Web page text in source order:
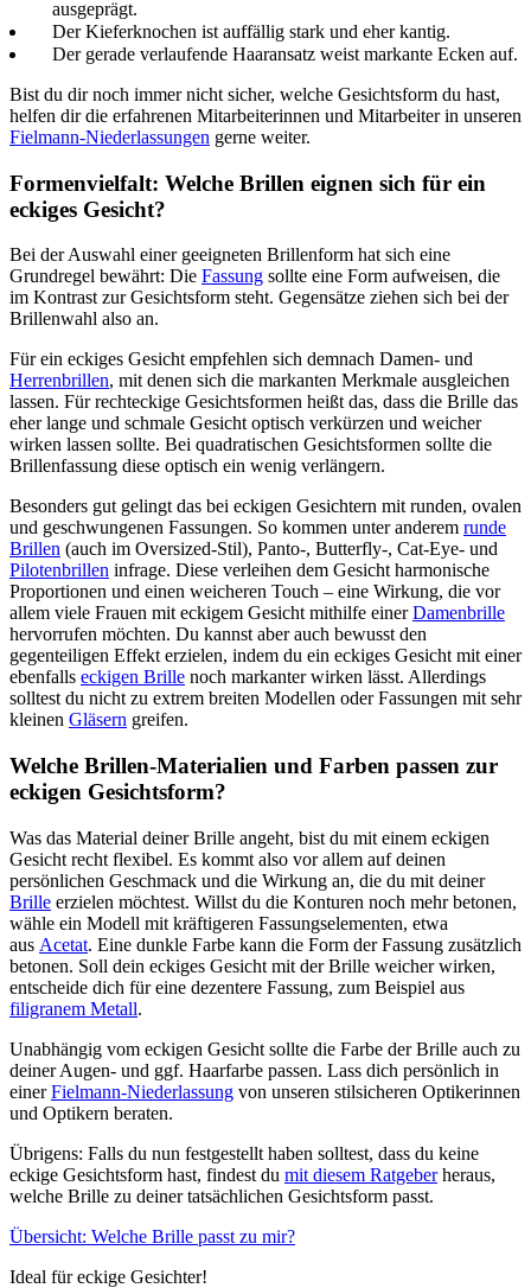
ausgeprägt.
Der Kieferknochen ist auffällig stark und eher kantig.
Der gerade verlaufende Haaransatz weist markante Ecken auf.
Bist du dir noch immer nicht sicher, welche Gesichtsform du hast,
helfen dir die erfahrenen Mitarbeiterinnen und Mitarbeiter in unseren
Fielmann-Niederlassungen gerne weiter.
Formenvielfalt: Welche Brillen eignen sich für ein
eckiges Gesicht?
Bei der Auswahl einer geeigneten Brillenform hat sich eine
Grundregel bewährt: Die Fassung sollte eine Form aufweisen, die
im Kontrast zur Gesichtsform steht. Gegensätze ziehen sich bei der
Brillenwahl also an.
Für ein eckiges Gesicht empfehlen sich demnach Damen- und
Herrenbrillen, mit denen sich die markanten Merkmale ausgleichen
lassen. Für rechteckige Gesichtsformen heißt das, dass die Brille das
eher lange und schmale Gesicht optisch verkürzen und weicher
wirken lassen sollte. Bei quadratischen Gesichtsformen sollte die
Brillenfassung diese optisch ein wenig verlängern.
Besonders gut gelingt das bei eckigen Gesichtern mit runden, ovalen
und geschwungenen Fassungen. So kommen unter anderem runde
Brillen (auch im Oversized-Stil), Panto-, Butterfly-, Cat-Eye- und
Pilotenbrillen infrage. Diese verleihen dem Gesicht harmonische
Proportionen und einen weicheren Touch – eine Wirkung, die vor
allem viele Frauen mit eckigem Gesicht mithilfe einerDamenbrille
hervorrufen möchten. Du kannst aber auch bewusst den
gegenteiligen Effekt erzielen, indem du ein eckiges Gesicht mit einer
ebenfalls eckigen Brille noch markanter wirken lässt. Allerdings
solltest du nicht zu extrem breiten Modellen oder Fassungen mit sehr
kleinen Gläsern greifen.
Welche Brillen-Materialien und Farben passen zur
eckigen Gesichtsform?
Was das Material deinerBrille angeht, bist du mit einem eckigen
Gesicht recht flexibel. Es kommt also vor allem aufdeinen
persönlichen Geschmack und die Wirkung an, die du mit deiner
Brille erzielen möchtest. Willst du die Konturen noch mehr betonen,
wähle ein Modell mit kräftigeren Fassungselementen, etwa
aus Acetat. Eine dunkle Farbe kann die Form der Fassung zusätzlich
betonen. Soll dein eckiges Gesicht mit der Brille weicher wirken,
entscheide dich für eine dezentere Fassung, zum Beispiel aus
filigranem Metall.
Unabhängig vom eckigen Gesicht sollte die Farbe der Brille auch zu
deiner Augen- und ggf. Haarfarbe passen. Lass dich persönlich in
einerFielmann-Niederlassung von unseren stilsicheren Optikerinnen
und Optikern beraten.
Übrigens: Falls du nun festgestellt haben solltest, dass du keine
eckige Gesichtsform hast, findest du mit diesem Ratgeberheraus,
welche Brille zu deiner tatsächlichen Gesichtsform passt.
Übersicht: Welche Brille passt zu mir?
Ideal für eckige Gesichter!